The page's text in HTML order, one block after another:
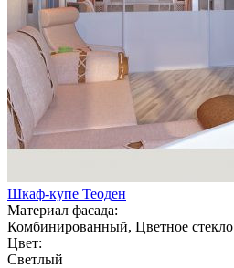
Шкаф-купе Теоден
Материал фасада:
Комбинированный, Цветное стекло
Цвет:
Светлый